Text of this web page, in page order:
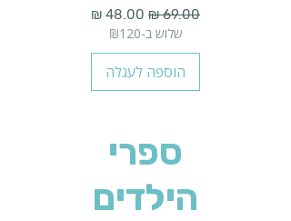
מחיר רגיל מחיר מבצע
שלוש ב-₪120
הוספה לעגלה
ספרי
הילדים